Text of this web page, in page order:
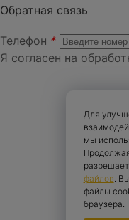
Обратная связь
Телефон *
Я согласен на
Для
мы
файлов.
файлы
браузера.